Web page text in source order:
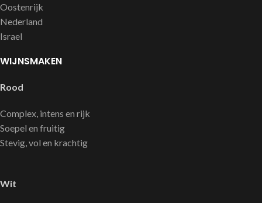
Oostenrijk
Nederland
Israel
WIJNSMAKEN
Rood
Complex, intens en rijk
Soepel en fruitig
Stevig, vol en krachtig
Wit